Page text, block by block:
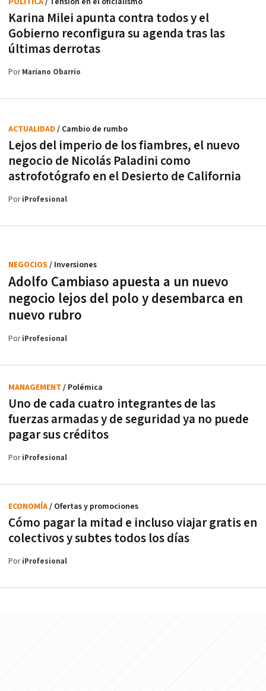
Karina Milei apunta contra todos y el
Gobierno reconfigura su agenda tras las
últimas derrotas
PorMariano Obarrio
Lejos del imperio de los fiambres, el nuevo
negocio de Nicolás Paladini como
astrofotógrafo en el Desierto de California
ACTUALIDAD / Cambio de rumbo
PoriProfesional
Adolfo Cambiaso apuesta a un nuevo
negocio lejos del polo y desembarca en
nuevo rubro
NEGOCIOS / Inversiones
PoriProfesional
Uno de cada cuatro integrantes de las
fuerzas armadas y de seguridad ya no puede
pagar sus créditos
MANAGEMENT / Polémica
PoriProfesional
Cómo pagar la mitad e incluso viajar gratis en
colectivos y subtes todos los días
ECONOMÍA/ Ofertas y promociones
PoriProfesional